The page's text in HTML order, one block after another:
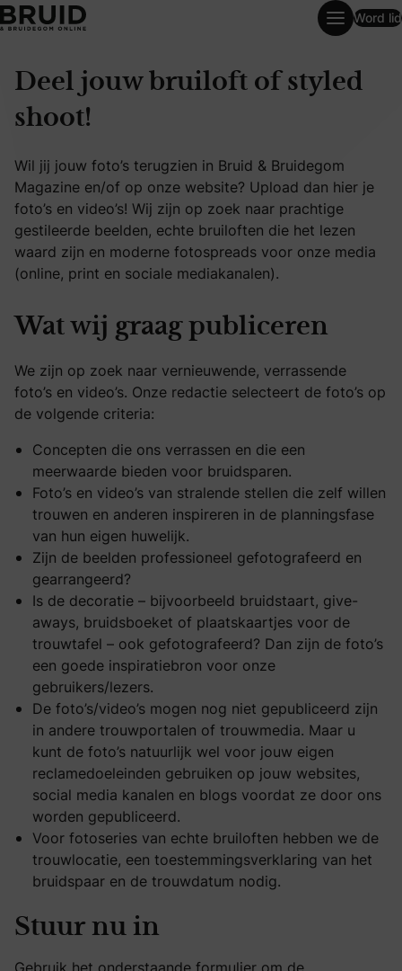
Word lid
Deel jouw bruiloft of styled
shoot!
Wil jij jouw foto’s terugzien in Bruid & Bruidegom
Magazine en/of op onze website? Upload dan hier je
foto’s en video’s! Wij zijn op zoek naar prachtige
gestileerde beelden, echte bruiloften die het lezen
waard zijn en moderne fotospreads voor onze media
(online, print en sociale mediakanalen).
Wat wij graag publiceren
We zijn op zoek naar vernieuwende, verrassende
foto’s en video’s. Onze redactie selecteert de foto’s op
de volgende criteria:
Concepten die ons verrassen en die een
meerwaarde bieden voor bruidsparen.
Foto’s en video’s van stralende stellen die zelf willen
trouwen en anderen inspireren in de planningsfase
van hun eigen huwelijk.
Zijn de beelden professioneel gefotografeerd en
gearrangeerd?
Is de decoratie – bijvoorbeeld bruidstaart, give-
aways, bruidsboeket of plaatskaartjes voor de
trouwtafel – ook gefotografeerd? Dan zijn de foto’s
een goede inspiratiebron voor onze
gebruikers/lezers.
De foto’s/video’s mogen nog niet gepubliceerd zijn
in andere trouwportalen of trouwmedia. Maar u
kunt de foto’s natuurlijk wel voor jouw eigen
reclamedoeleinden gebruiken op jouw websites,
social media kanalen en blogs voordat ze door ons
worden gepubliceerd.
Voor fotoseries van echte bruiloften hebben we de
trouwlocatie, een toestemmingsverklaring van het
bruidspaar en de trouwdatum nodig.
Stuur nu in